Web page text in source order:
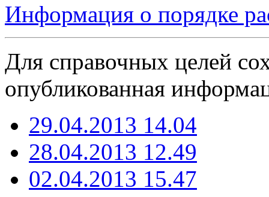
Информация о порядке
Для справочных целей
опубликованная
29.04.2013 14.04
28.04.2013 12.49
02.04.2013 15.47